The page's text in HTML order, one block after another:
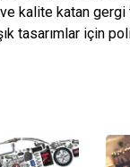
kalite katan gergi
tasarımlar için